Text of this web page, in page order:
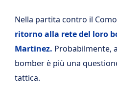
Nella partita contro il
ritorno alla rete del loro
Martinez. Probabilmente,
bomber è più una
tattica.